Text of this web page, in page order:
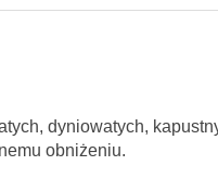
dyniowatych,
obniżeniu.